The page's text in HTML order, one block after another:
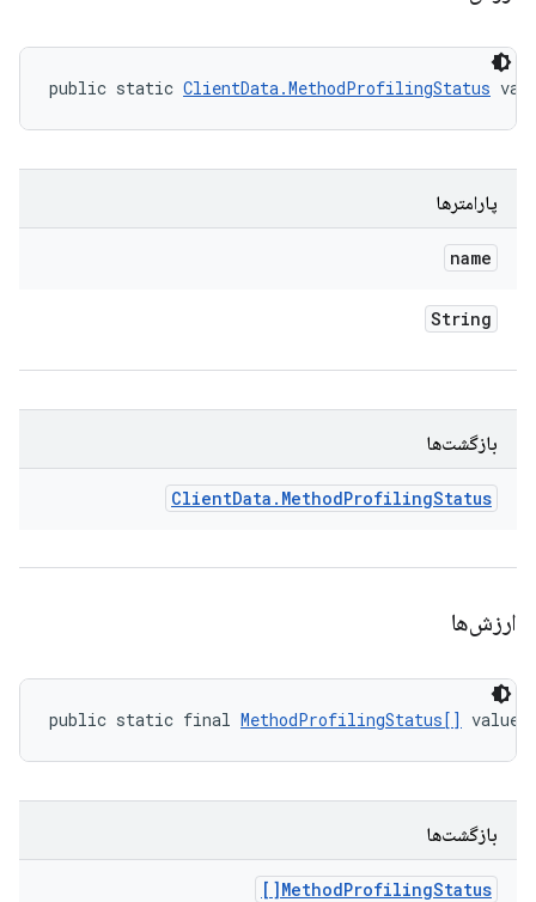
public static ClientData.MethodProfilingStatus
پارامترها
name
String
بازگشت‌ها
ClientData . MethodProfilingStatus
ارزش‌ها
public static final MethodProfilingStatus[]
بازگشت‌ها
MethodProfilingStatus[]